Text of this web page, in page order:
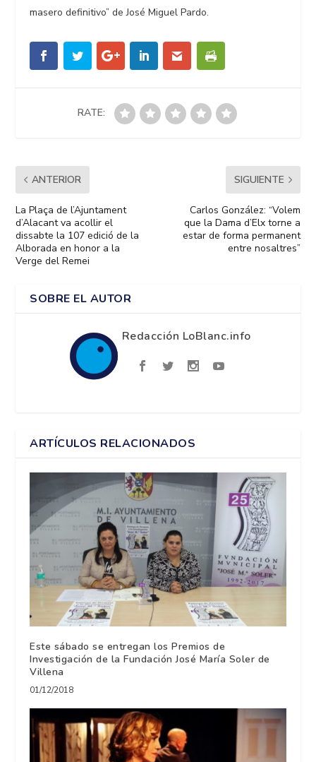
masero definitivo” de José Miguel Pardo.
RATE:
ANTERIOR
La Plaça de l’Ajuntament
d’Alacant va acollir el
dissabte la 107 edició de la
Alborada en honor a la
Verge del Remei
SIGUIENTE
Carlos González: “Volem
que la Dama d’Elx torne a
estar de forma permanent
entre nosaltres”
SOBRE EL AUTOR
Redacción LoBlanc.info
ARTÍCULOS RELACIONADOS
Este sábado se entregan los Premios de
Investigación de la Fundación José María Soler de
Villena
01/12/2018